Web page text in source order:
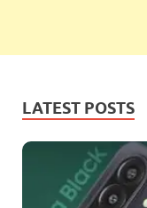
LATEST POSTS